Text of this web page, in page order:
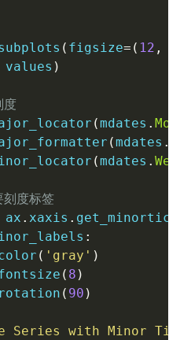
( figsize= ( 12 ,
values )
度
(mdates .
(mdates .
(mdates .
度标签
ax . xaxis .
:
( 'gray' )
( 8 )
( 90 )
Series with Minor